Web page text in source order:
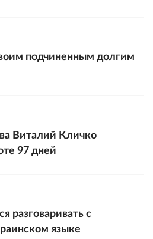
подчиненным долгим
Виталий Кличко
97 дней
разговаривать с
языке